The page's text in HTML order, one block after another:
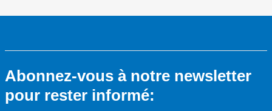
Abonnez-vous à notre newsletter
pour rester informé: